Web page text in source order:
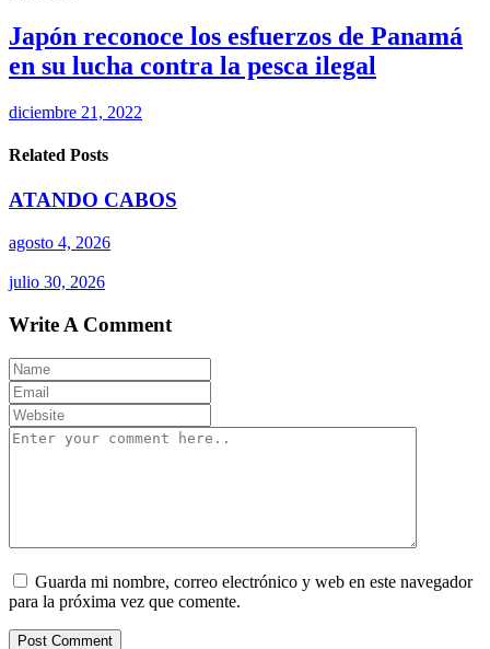
Japón reconoce los esfuerzos de Panamá
en su lucha contra la pesca ilegal
diciembre 21, 2022
Related Posts
ATANDO CABOS
agosto 4, 2026
julio 30, 2026
Write A Comment
Guarda mi nombre, correo electrónico y web en este navegador
para la próxima vez que comente.